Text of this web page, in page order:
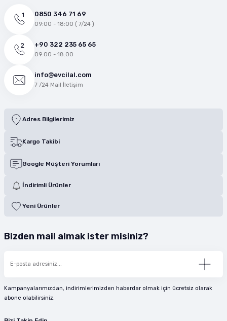
0850 346 71 69
09:00 - 18:00 ( 7/24 )
+90 322 235 65 65
09:00 - 18:00
info@evcilal.com
7 /24 Mail İletişim
Adres Bilgilerimiz
Kargo Takibi
Google Müşteri Yorumları
İndirimli Ürünler
Yeni Ürünler
Bizden mail almak ister misiniz?
Kampanyalarımızdan, indirimlerimizden haberdar olmak için ücretsiz olarak
abone olabilirsiniz.